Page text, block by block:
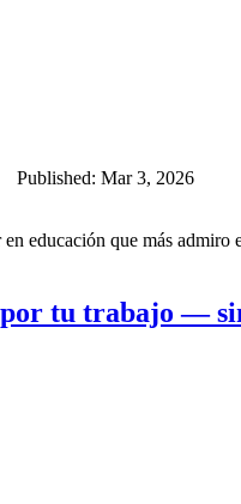
Published: Mar 3, 2026
educación que más
tu trabajo —